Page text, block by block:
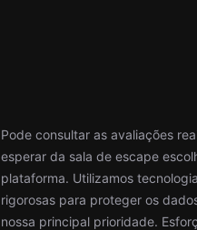
Pode consultar as avaliações
esperar da sala de escape
plataforma. Utilizamos
rigorosas para proteger os
nossa principal prioridade.